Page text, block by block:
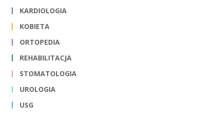
KARDIOLOGIA
KOBIETA
ORTOPEDIA
REHABILITACJA
STOMATOLOGIA
UROLOGIA
USG